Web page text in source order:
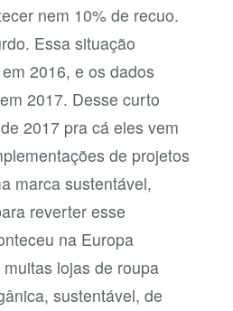
nem 10% de recuo.
Essa situação
2016, e os dados
2017. Desse curto
2017 pra cá eles vem
de projetos
marca sustentável,
reverter esse
na Europa
lojas de roupa
sustentável, de